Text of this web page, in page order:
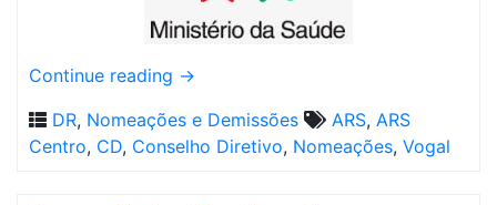
Continue reading →
DR, Nomeações e Demissões ARS, ARS
Centro, CD, Conselho Diretivo, Nomeações, Vogal